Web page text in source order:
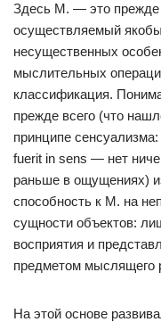
Здесь М. — это прежде
осуществляемый якобы
несущественных
мыслительных
классификация.
прежде всего (что
принципе
fuerit in sens — нет
раньше в ощущениях)
способность к М. на
сущности объектов:
восприятия и
предметом мыслящего
На этой основе